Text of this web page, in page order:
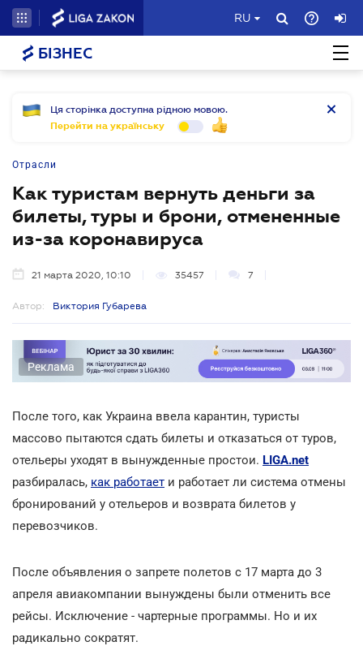
RU
БІЗНЕС
Ця сторінка доступна рідною мовою.
Перейти на українську
Отрасли
Как туристам вернуть деньги за
билеты, туры и брони, отмененные
из-за коронавируса
21 марта 2020, 10:10 35457 7
Автор: Виктория Губарева
Реклама
После того, как Украина ввела карантин, туристы
массово пытаются сдать билеты и отказаться от туров,
отельеры уходят в вынужденные простои. LIGA.net
разбиралась, как работает и работает ли система отмены
бронирований у отельеров и возврата билетов у
перевозчиков.
После объявления о запрете полетов с 17 марта до 3
апреля авиакомпании вынуждены были отменить все
рейсы. Исключение - чартерные программы. Но и их
радикально сократят.